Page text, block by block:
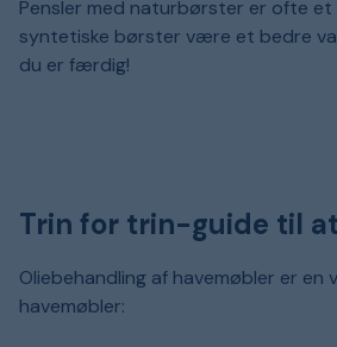
Pensler med naturbørster er ofte et
syntetiske børster være et bedre
du er færdig!
Trin for trin-guide til
Oliebehandling af havemøbler er
havemøbler: